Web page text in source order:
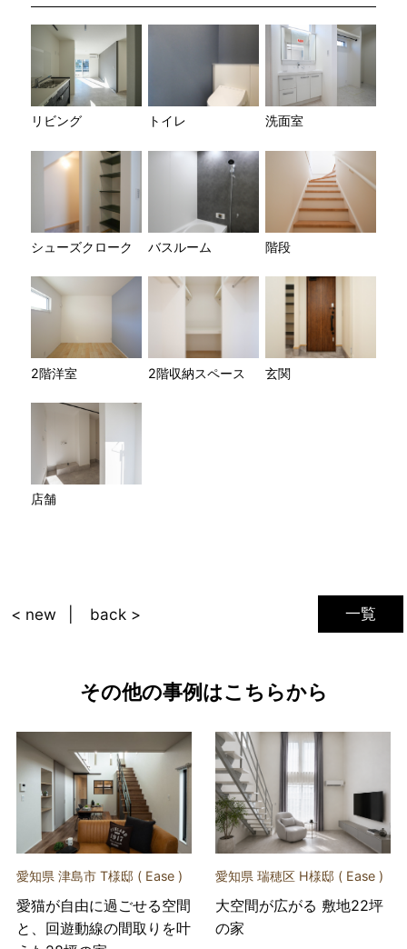
リビング トイレ 洗面室
シューズクローク バスルーム 階段
2階洋室 2階収納スペース 玄関
店舗
一覧
< new back >
その他の事例はこちらから
愛知県 津島市 T様邸 ( Ease )
愛猫が自由に過ごせる空間
と、回遊動線の間取りを叶
愛知県 瑞穂区 H様邸 ( Ease )
大空間が広がる 敷地22坪
の家